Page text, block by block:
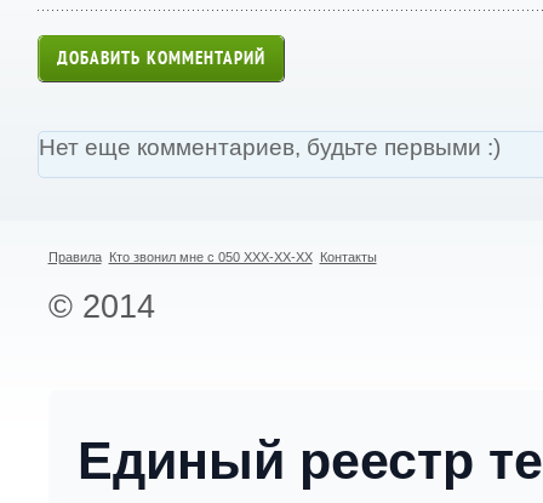
ДОБАВИТЬ КОММЕНТАРИЙ
Нет еще комментариев, будьте первыми :)
Правила Кто звонил мне с 050 XXX-XX-XX Контакты
© 2014
Единый реестр